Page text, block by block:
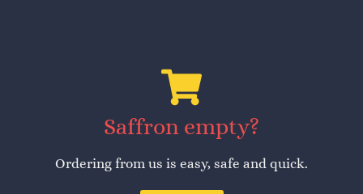
Saffron empty?
Ordering from us is easy, safe and quick.